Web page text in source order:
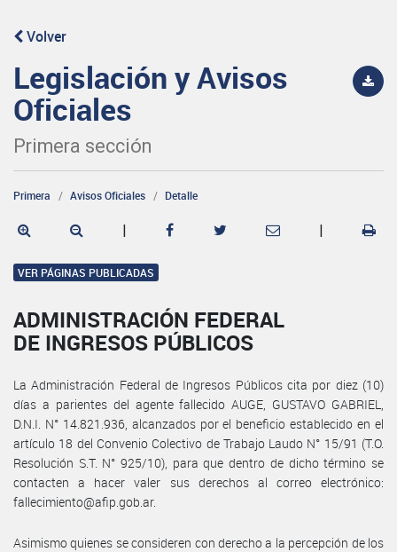
Volver
Legislación y Avisos
Oficiales
Primera sección
Primera Avisos Oficiales Detalle
| |
VER PÁGINAS PUBLICADAS
ADMINISTRACIÓN FEDERAL
DE INGRESOS PÚBLICOS
La Administración Federal de Ingresos Públicos cita por diez (10)
días a parientes del agente fallecido AUGE, GUSTAVO GABRIEL,
D.N.I. N° 14.821.936, alcanzados por el beneficio establecido en el
artículo 18 del Convenio Colectivo de Trabajo Laudo N° 15/91 (T.O.
Resolución S.T. N° 925/10), para que dentro de dicho término se
contacten a hacer valer sus derechos al correo electrónico:
fallecimiento@afip.gob.ar.
Asimismo quienes se consideren con derecho a la percepción de los